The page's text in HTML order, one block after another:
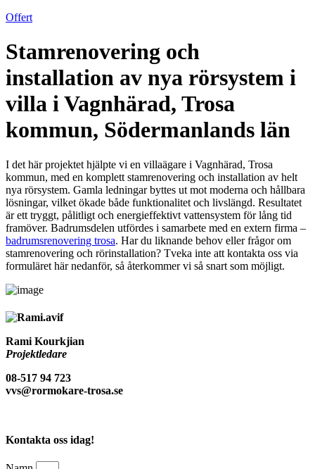
Offert
Stamrenovering och
installation av nya rörsystem i
villa i Vagnhärad, Trosa
kommun, Södermanlands län
I det här projektet hjälpte vi en villaägare i Vagnhärad, Trosa
kommun, med en komplett stamrenovering och installation av helt
nya rörsystem. Gamla ledningar byttes ut mot moderna och hållbara
lösningar, vilket ökade både funktionalitet och livslängd. Resultatet
är ett tryggt, pålitligt och energieffektivt vattensystem för lång tid
framöver. Badrumsdelen utfördes i samarbete med en extern firma –
badrumsrenovering trosa. Har du liknande behov eller frågor om
stamrenovering och rörinstallation? Tveka inte att kontakta oss via
formuläret här nedanför, så återkommer vi så snart som möjligt.
Rami Kourkjian
Projektledare
08-517 94 723
vvs@rormokare-trosa.se
Kontakta oss idag!